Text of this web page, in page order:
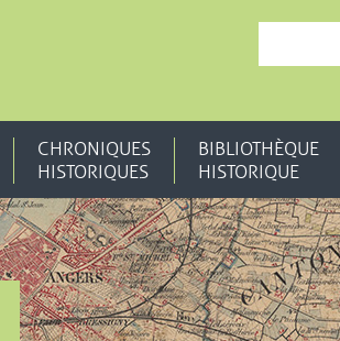
CHRONIQUES
HISTORIQUES
BIBLIOTHÈQUE
HISTORIQUE